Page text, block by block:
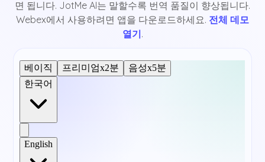
면 됩니다. JotMe AI는 말할수록 번역 품질이 향상됩니다.
Webex에서 사용하려면 앱을 다운로드하세요. 전체 데모
열기.